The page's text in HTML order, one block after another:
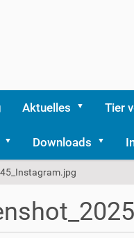
Aktuelles Tier
Downloads